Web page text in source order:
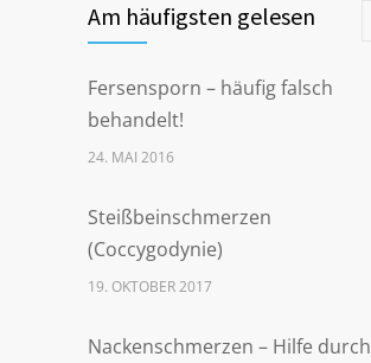
Am häufigsten gelesen
Fersensporn – häufig falsch
behandelt!
24. MAI 2016
Steißbeinschmerzen
(Coccygodynie)
19. OKTOBER 2017
Nackenschmerzen – Hilfe durch